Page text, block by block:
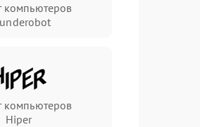
компьютеров
компьютеров
Hiper